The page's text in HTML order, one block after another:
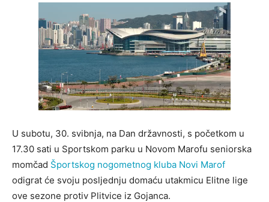
U subotu, 30. svibnja, na Dan državnosti, s početkom u
17.30 sati u Sportskom parku u Novom Marofu seniorska
momčad Športskog nogometnog kluba Novi Marof
odigrat će svoju posljednju domaću utakmicu Elitne lige
ove sezone protiv Plitvice iz Gojanca.